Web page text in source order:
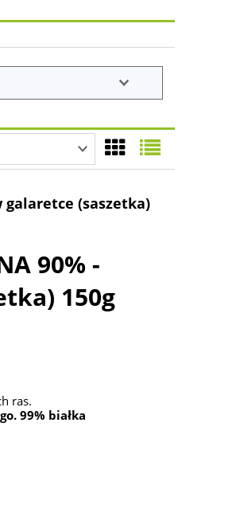
galaretce (saszetka)
90% -
150g
ras.
99% białka